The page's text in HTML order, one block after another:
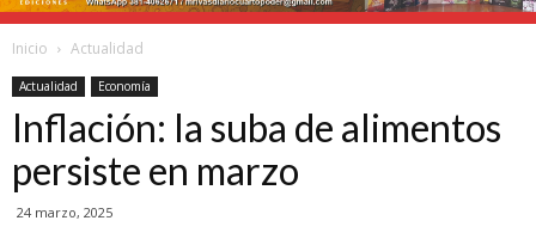
Inicio Actualidad
Actualidad Economía
Inflación: la suba de alimentos
persiste en marzo
24 marzo, 2025